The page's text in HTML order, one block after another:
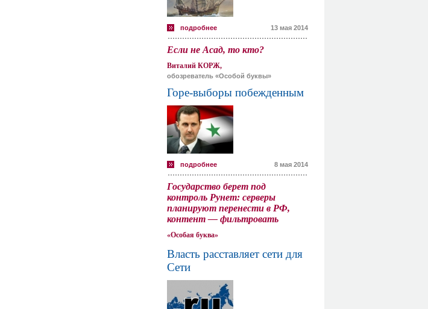
подробнее 13 мая 2014
Если не Асад, то кто?
Виталий КОРЖ,
обозреватель «Особой буквы»
Горе-выборы побежденным
подробнее 8 мая 2014
Государство берет под
контроль Рунет: серверы
планируют перенести в РФ,
контент — фильтровать
«Особая буква»
Власть расставляет сети для
Сети